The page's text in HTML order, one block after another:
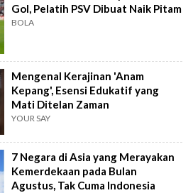
Gol, Pelatih PSV Dibuat Naik Pitam
BOLA
Mengenal Kerajinan 'Anam
Kepang', Esensi Edukatif yang
Mati Ditelan Zaman
YOUR SAY
7 Negara di Asia yang Merayakan
Kemerdekaan pada Bulan
Agustus, Tak Cuma Indonesia